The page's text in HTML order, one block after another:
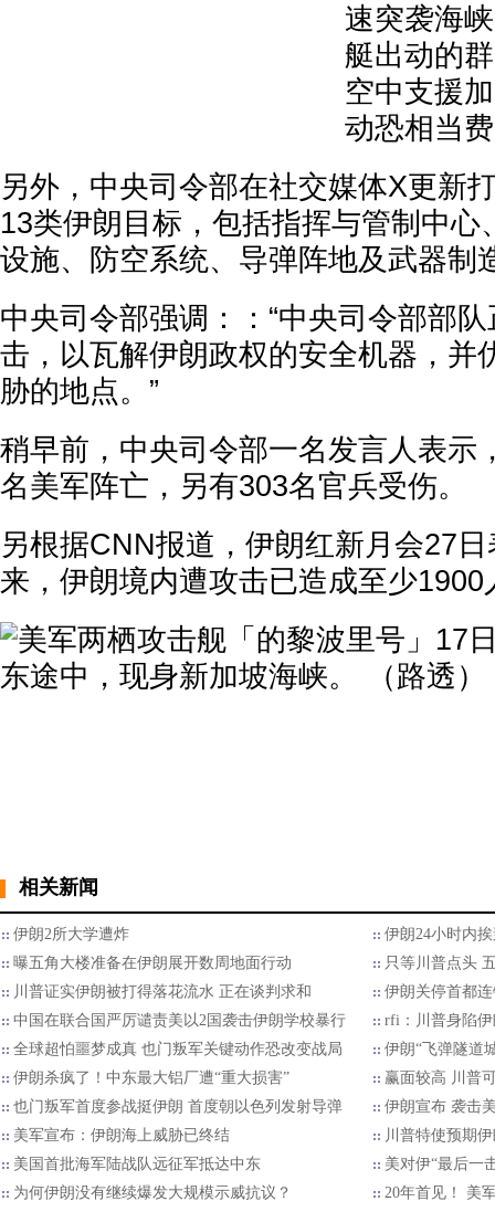
速突袭海
艇出动的
空中支援
动恐相当
另外，中央司令部在社交媒体X更新
13类伊朗目标，包括指挥与管制中心
设施、防空系统、导弹阵地及武器制
中央司令部强调：：“中央司令部部
击，以瓦解伊朗政权的安全机器，并
胁的地点。”
稍早前，中央司令部一名发言人表示
名美军阵亡，另有303名官兵受伤。
另根据CNN报道，伊朗红新月会27
来，伊朗境内遭攻击已造成至少1900
相关新闻
伊朗2所大学遭炸
伊朗24小时内
曝五角大楼准备在伊朗展开数周地面行动
只等川普点头
川普证实伊朗被打得落花流水 正在谈判求和
伊朗关停首都
中国在联合国严厉谴责美以2国袭击伊朗学校暴行
rfi：川普身陷
全球超怕噩梦成真 也门叛军关键动作恐改变战局
伊朗“飞弹隧道
伊朗杀疯了！中东最大铝厂遭“重大损害”
赢面较高 川普
也门叛军首度参战挺伊朗 首度朝以色列发射导弹
伊朗宣布 袭击
美军宣布：伊朗海上威胁已终结
川普特使预期
美国首批海军陆战队远征军抵达中东
美对伊“最后一
为何伊朗没有继续爆发大规模示威抗议？
20年首见！ 美